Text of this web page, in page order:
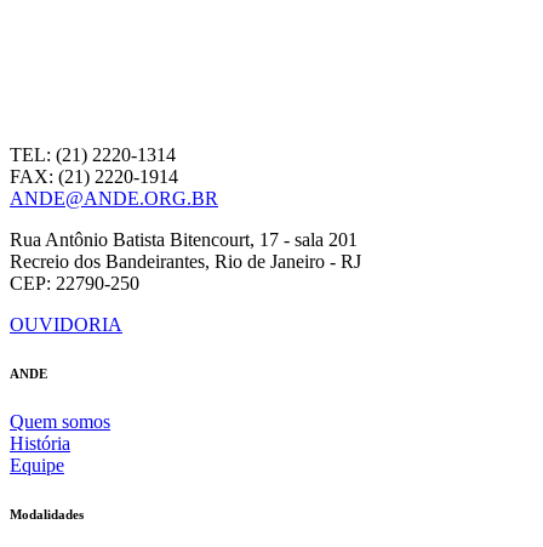
TEL: (21) 2220-1314
FAX: (21) 2220-1914
ANDE@ANDE.ORG.BR
Rua Antônio Batista Bitencourt, 17 - sala 201
Recreio dos Bandeirantes, Rio de Janeiro - RJ
CEP: 22790-250
OUVIDORIA
ANDE
Quem somos
História
Equipe
Modalidades